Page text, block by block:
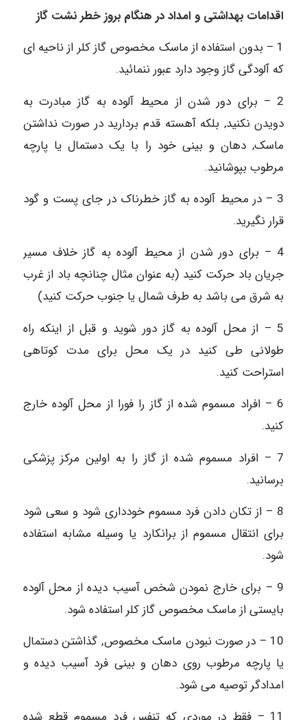
اقدامات بهداشتی و امداد در هنگام بروز خطر نشت گاز
1 – بدون استفاده از ماسک مخصوص گاز کلر از ناحیه ‏ای
که آلودگی گاز وجود دارد عبور ننمائید.
2 – برای دور شدن از محیط آلوده به گاز مبادرت به
دویدن نکنید, بلکه آهسته قدم بردارید در صورت نداشتن
ماسک, دهان و بینی خود را با یک دستمال یا پارچه
مرطوب بپوشانید.
3 – در محیط آلوده به گاز خطرناک در جای پست و گود
قرار نگیرید.
4 – برای دور شدن از محیط آلوده به گاز خلاف مسیر
جریان باد حرکت کنید (به عنوان مثال چنانچه باد از غرب
به شرق می ‏باشد به طرف شمال یا جنوب حرکت کنید)
5 – از محل آلوده به گاز دور شوید و قبل از اینکه راه
طولانی طی کنید در یک محل برای مدت کوتاهی
استراحت کنید.
6 – افراد مسموم شده از گاز را فورا از محل آلوده خارج
کنید.
7 – افراد مسموم شده از گاز را به اولین مرکز پزشکی
برسانید.
8 – از تکان دادن فرد مسموم خودداری شود و سعی شود
برای انتقال مسموم از برانکارد یا وسیله مشابه استفاده
شود.
9 – برای خارج نمودن شخص آسیب دیده از محل آلوده
بایستی از ماسک مخصوص گاز کلر استفاده شود.
10 – در صورت نبودن ماسک مخصوص, گذاشتن دستمال
یا پارچه مرطوب روی دهان و بینی فرد آسیب دیده و
امدادگر توصیه می‏ شود.